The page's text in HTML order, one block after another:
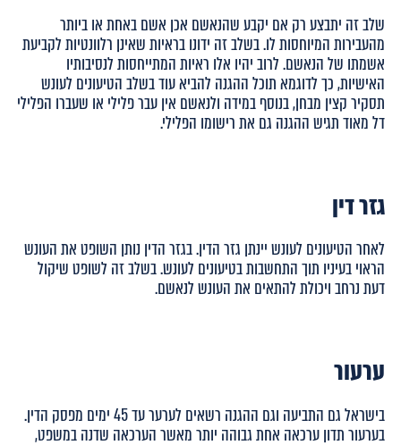
שלב זה יתבצע רק אם יקבע שהנאשם אכן אשם באחת או ביותר
מהעבירות המיוחסות לו. בשלב זה ידונו בראיות שאינן רלוונטיות לקביעת
אשמתו של הנאשם. לרוב יהיו אלו ראיות המתייחסות לנסיבותיו
האישיות, כך לדוגמא תוכל ההגנה להביא עוד בשלב הטיעונים לעונש
תסקיר קצין מבחן, בנוסף במידה ולנאשם אין עבר פלילי או שעברו הפלילי
דל מאוד תגיש ההגנה גם את רישומו הפלילי.
גזר דין
לאחר הטיעונים לעונש יינתן גזר הדין. בגזר הדין נותן השופט את העונש
הראוי בעיניו תוך התחשבות בטיעונים לעונש. בשלב זה לשופט שיקול
דעת נרחב ויכולת להתאים את העונש לנאשם.
ערעור
בישראל גם התביעה וגם ההגנה רשאים לערער עד 45 ימים מפסק הדין.
בערעור תדון ערכאה אחת גבוהה יותר מאשר הערכאה שדנה במשפט,